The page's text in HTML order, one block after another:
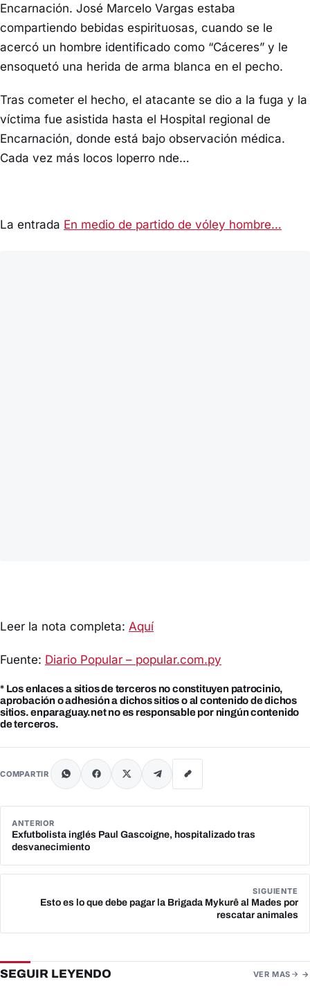
Encarnación. José Marcelo Vargas estaba
compartiendo bebidas espirituosas, cuando se le
acercó un hombre identificado como “Cáceres” y le
ensoquetó una herida de arma blanca en el pecho.
Tras cometer el hecho, el atacante se dio a la fuga y la
víctima fue asistida hasta el Hospital regional de
Encarnación, donde está bajo observación médica.
Cada vez más locos loperro nde…
La entrada En medio de partido de vóley hombre…
Leer la nota completa: Aquí
Fuente: Diario Popular – popular.com.py
* Los enlaces a sitios de terceros no constituyen patrocinio,
aprobación o adhesión a dichos sitios o al contenido de dichos
sitios. enparaguay.net no es responsable por ningún contenido
de terceros.
COMPARTIR
ANTERIOR
Exfutbolista inglés Paul Gascoigne, hospitalizado tras
desvanecimiento
SIGUIENTE
Esto es lo que debe pagar la Brigada Mykurê al Mades por
rescatar animales
SEGUIR LEYENDO VER MAS